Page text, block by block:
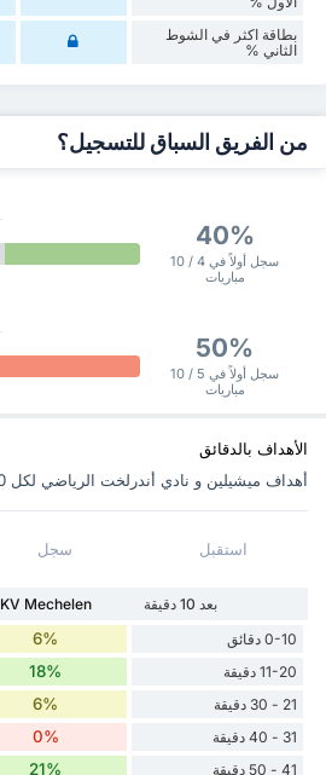
‏بطاقة اكثر في الشوط
‏الثاني %
من الفريق السباق للتسجيل؟
40%
سجل أولاً في 4 / 10
مباريات
50%
سجل أولاً في 5 / 10
مباريات
الأهداف بالدقائق
أهداف ميشيلين و نادي أندرلخت الرياضي ‏لكل 10 و 15 دقيقة.
سجل استقبل
بعد 10 دقيقة KV Mechelen
0-10 دقائق
6%
11-20 دقيقة 18%
21 - 30 دقيقة 6%
31 - 40 دقيقة 0%
41 - 50 دقيقة 21%